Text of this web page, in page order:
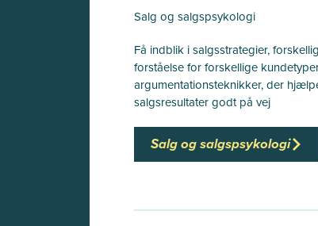
Salg og salgspsykologi
Få indblik i salgsstrategier,
forståelse for forskellige
argumentationsteknikker, der
salgsresultater godt på vej
Salg og salgspsykologi